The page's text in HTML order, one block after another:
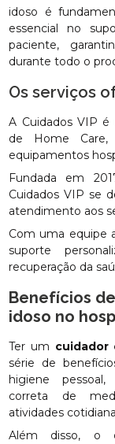
idoso é
essencial no
paciente,
durante todo o
Os serviços
A Cuidados VIP é
de Home
equipamentos
Fundada em
Cuidados VIP se
atendimento aos
Com uma equipe
suporte
recuperação da
Benefícios
idoso no
Ter um cuidador
série de
higiene pessoal,
correta de
atividades
Além disso, o